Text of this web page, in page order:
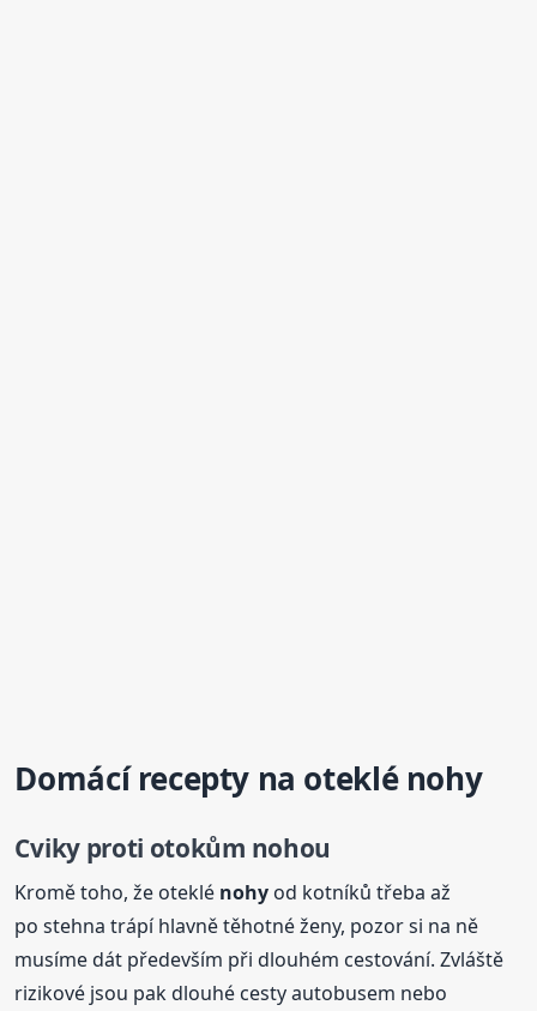
Domácí recepty na oteklé nohy
Cviky proti otokům nohou
Kromě toho, že oteklé nohy od kotníků třeba až
po stehna trápí hlavně těhotné ženy, pozor si na ně
musíme dát především při dlouhém cestování. Zvláště
rizikové jsou pak dlouhé cesty autobusem nebo